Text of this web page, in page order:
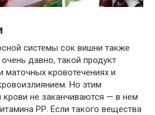
системы сок вишни также
очень давно, такой продукт
маточных кровотечениях и
Но этим
не заканчиваются — в нем
РР. Если такого вещества